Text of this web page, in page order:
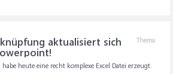
Thema
aktualisiert sich
habe heute eine recht komplexe Excel Datei erzeugt.